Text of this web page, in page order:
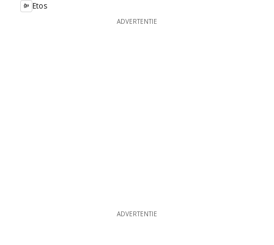
Etos
ADVERTENTIE
ADVERTENTIE